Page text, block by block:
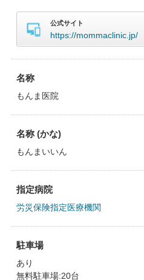
公式サイト
https://mommaclinic.jp/
名称
もんま医院
名称 (かな)
もんまいいん
指定病院
労災保険指定医療機関
駐車場
あり
無料駐車場:20台